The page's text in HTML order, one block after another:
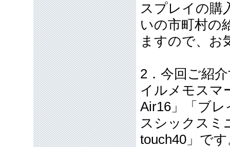
スプレイの購
いの市町村の
ますので、お
2．今回ご紹
イルメモスマ
Air16」「ブ
スシックスミ
touch40」で